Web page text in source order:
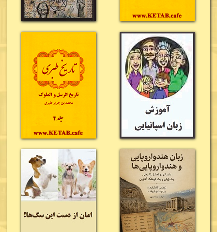
ترجمهاحمد مرعشینیز از نقاط قوت نسخه فارسی کتاب
محسوب می‌شود. مترجم کوشیده است ضمن حفظ فضای
تاریخی و داستانی اثر، نثری روان و خواندنی ارائه دهد تا
مخاطب فارسی‌زبان بتواند بدون دشواری با جریان داستان
همراه شود. اگرچه تاریخ دقیق انتشار نسخه فارسی
مشخص نیست، اما شواهد نشان می‌دهد این ترجمه
متعلق به چند دهه پیش است و امروزه در شمار کتاب‌های
نایاب و ارزشمند قرار می‌گیرد.
اگر به مطالعهرمان تاریخی، تاریخ آمریکا، انقلاب صنعتی،
راه‌آهن سراسری آمریکا، غرب وحشی، تاریخ تمدن، توسعه
اقتصادی و آثار کلاسیک تاریخیعلاقه‌مند هستید، کتاب
اسب آتشی در غربمی‌تواند انتخابی بسیار مناسب باشد.
این کتاب علاوه بر روایت داستانی جذاب، تصویری واقعی
از یکی از مهم‌ترین پروژه‌های عمرانی تاریخ جهان ارائه
می‌دهد؛ پروژه‌ای که نه‌تنها چهره آمریکا، بلکه مسیر اقتصاد
جهانی را نیز دگرگون کرد.
معرفی نویسنده کتاب